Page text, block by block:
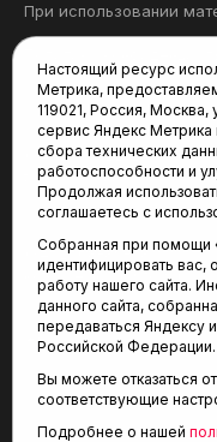
При использовании
Редакция:
625035, Тюмень, пр.
(3452) 68-22-28
tum-arena@mail.ru
Отдел продаж:
(3452) 68-89-78
Настоящий ресурс
Метрика,
119021, Россия,
сервис Яндекс
сбора технических
работоспособности и
Продолжая
соглашаетесь с
Собранная при помощи
идентифицировать вас,
работу нашего сайта.
данного сайта,
передаваться Яндексу
Российской Федерации.
Вы можете отказаться
соответствующие
Подробнее о нашей